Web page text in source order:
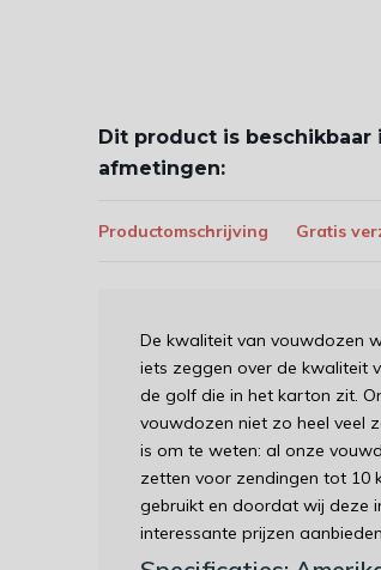
Dit product is beschikbaar
afmetingen:
Productomschrijving Gratis
De kwaliteit van vouwdozen
iets zeggen over de kwaliteit
de golf die in het karton zit.
vouwdozen niet zo heel veel
is om te weten: al onze
zetten voor zendingen tot 10
gebruikt en doordat wij deze
interessante prijzen